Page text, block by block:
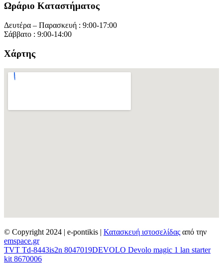
Ωράριο Καταστήματος
Δευτέρα – Παρασκευή : 9:00-17:00
Σάββατο : 9:00-14:00
Χάρτης
© Copyright 2024 | e-pontikis | Κατασκευή ιστοσελίδας από την
emspace.gr
TVT Td-8443is2n 8047019DEVOLO Devolo magic 1 lan starter
kit 8670006